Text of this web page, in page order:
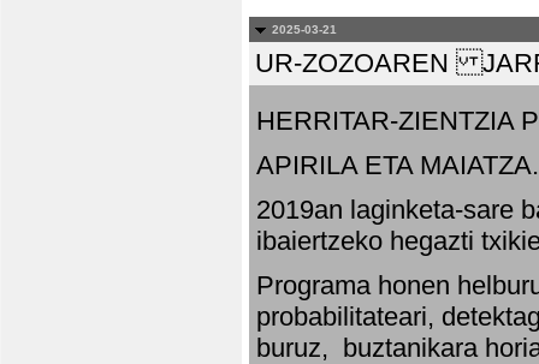
2025-03-21
UR-ZOZOAREN
HERRITAR-ZIENTZIA
APIRILA ETA MAIATZA.
2019an laginketa-sare
ibaiertzeko hegazti
Programa honen
probabilitateari,
buruz, buztanikara